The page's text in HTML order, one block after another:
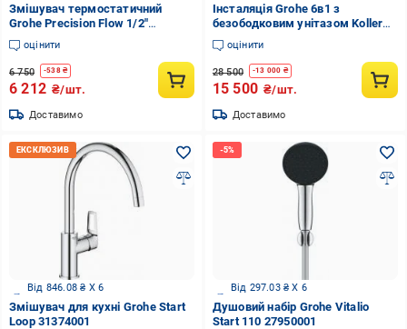
Змішувач термостатичний
Grohe Precision Flow 1/2″
(34840000)
оцінити
6 750 -538₴
6 212 ₴/шт.
Доставимо
Інсталяція Grohe 6в1 з
безободковим унітазом Koller
Pool Orion Tornado та
хромованим гігієнічним душем
Qtap (GKOTQCRM)
оцінити
28 500 -13 000 ₴
15 500 ₴/шт.
Доставимо
Від 846.08 ₴ X 6
Змішувач для кухні Grohe Start
Loop 31374001
Від 297.03 ₴ X 6
Душовий набір Grohe Vitalio
Start 110 27950001